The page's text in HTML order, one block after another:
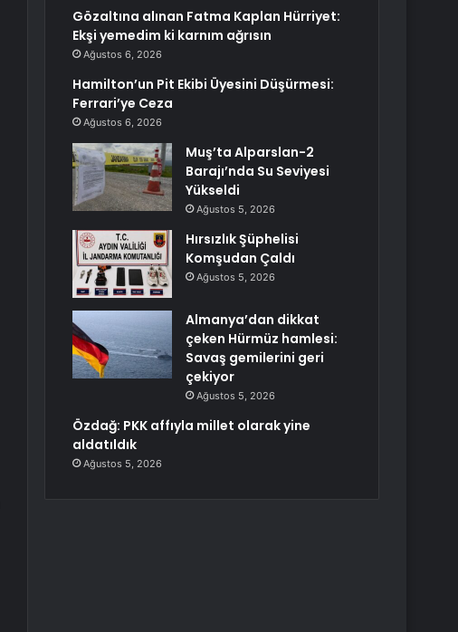
Gözaltına alınan Fatma Kaplan Hürriyet:
Ekşi yemedim ki karnım ağrısın
Ağustos 6, 2026
Hamilton’un Pit Ekibi Üyesini Düşürmesi:
Ferrari’ye Ceza
Ağustos 6, 2026
Muş’ta Alparslan-2
Barajı’nda Su Seviyesi
Yükseldi
Ağustos 5, 2026
Hırsızlık Şüphelisi
Komşudan Çaldı
Ağustos 5, 2026
Almanya’dan dikkat
çeken Hürmüz hamlesi:
Savaş gemilerini geri
çekiyor
Ağustos 5, 2026
Özdağ: PKK affıyla millet olarak yine
aldatıldık
Ağustos 5, 2026